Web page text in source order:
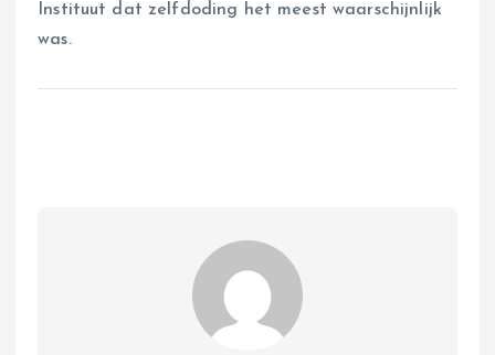
Instituut dat zelfdoding het meest waarschijnlijk
was.